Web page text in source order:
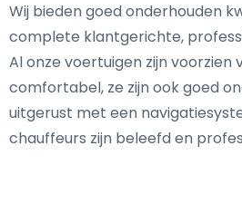
Wij bieden goed onderhouden
complete klantgerichte,
Al onze voertuigen zijn voorzien
comfortabel, ze zijn ook goed
uitgerust met een
chauffeurs zijn beleefd en